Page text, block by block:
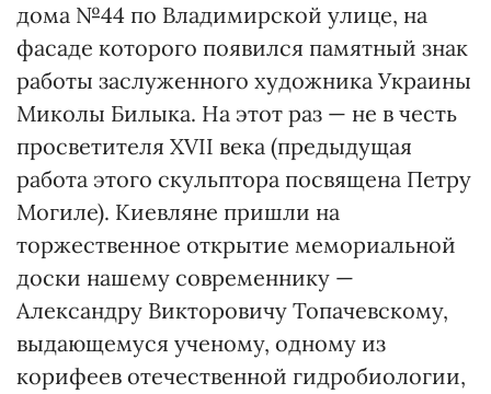
дома №44 по Владимирской улице, на
фасаде которого появился памятный знак
работы заслуженного художника Украины
Миколы Билыка. На этот раз — не в честь
просветителя XVII века (предыдущая
работа этого скульптора посвящена Петру
Могиле). Киевляне пришли на
торжественное открытие мемориальной
доски нашему современнику —
Александру Викторовичу Топачевскому,
выдающемуся ученому, одному из
корифеев отечественной гидробиологии,